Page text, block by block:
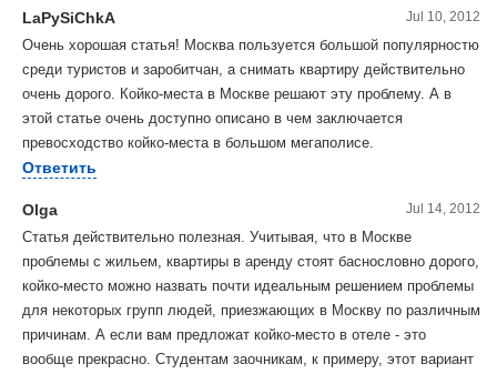
LaPySiChkA Jul 10, 2012
Очень хорошая статья! Москва пользуется большой популярностю
среди туристов и заробитчан, а снимать квартиру действительно
очень дорого. Койко-места в Москве решают эту проблему. А в
этой статье очень доступно описано в чем заключается
превосходство койко-места в большом мегаполисе.
Ответить
Olga Jul 14, 2012
Статья действительно полезная. Учитывая, что в Москве
проблемы с жильем, квартиры в аренду стоят баснословно дорого,
койко-место можно назвать почти идеальным решением проблемы
для некоторых групп людей, приезжающих в Москву по различным
причинам. А если вам предложат койко-место в отеле - это
вообще прекрасно. Студентам заочникам, к примеру, этот вариант